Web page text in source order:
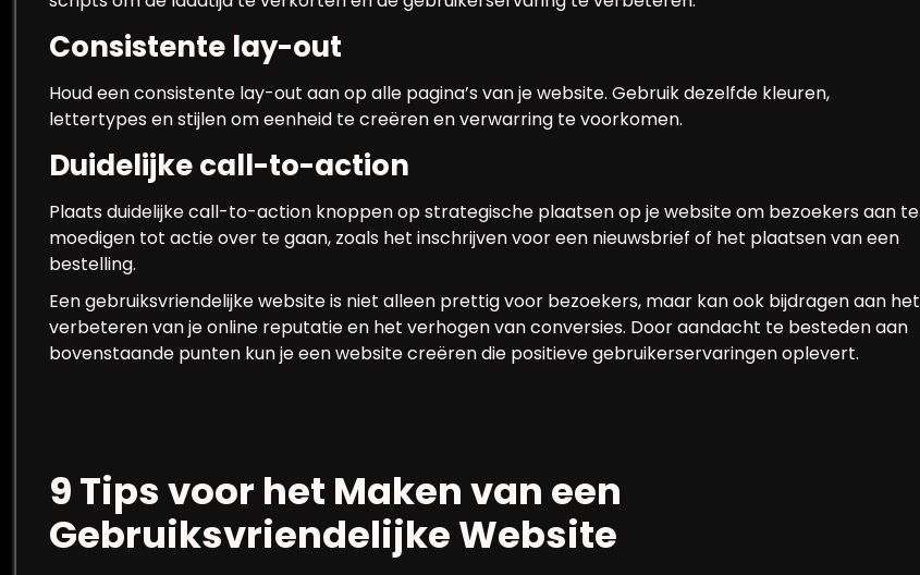
Consistente lay-out
Houd een consistente lay-out aan op alle pagina’s van je website. Gebruik dezelfde kleuren,
lettertypes en stijlen om eenheid te creëren en verwarring te voorkomen.
Duidelijke call-to-action
Plaats duidelijke call-to-action knoppen op strategische plaatsen op je website om bezoekers aan te
moedigen tot actie over te gaan, zoals het inschrijven voor een nieuwsbrief of het plaatsen van een
bestelling.
Een gebruiksvriendelijke website is niet alleen prettig voor bezoekers, maar kan ook bijdragen aan het
verbeteren van je online reputatie en het verhogen van conversies. Door aandacht te besteden aan
bovenstaande punten kun je een website creëren die positieve gebruikerservaringen oplevert.
9 Tips voor het Maken van een
Gebruiksvriendelijke Website